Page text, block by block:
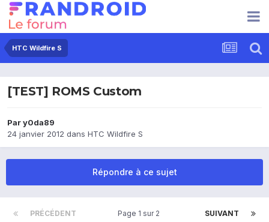
HTC Wildfire S
[TEST] ROMS Custom
Pary0da89
24 janvier 2012 dans HTC Wildfire S
Répondre à ce sujet
PRÉCÉDENT SUIVANT
Page 1 sur 2